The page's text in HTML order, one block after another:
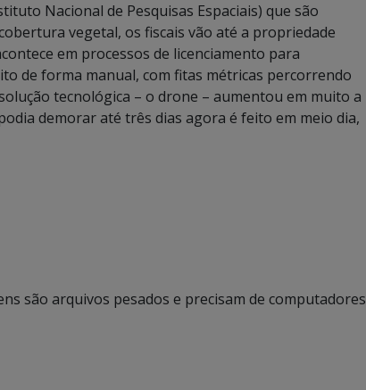
Nacional de Pesquisas Espaciais) que são
vegetal, os fiscais vão até a propriedade
em processos de licenciamento para
de forma manual, com fitas métricas percorrendo
tecnológica – o drone – aumentou em muito a
demorar até três dias agora é feito em meio dia,
são arquivos pesados e precisam de computadores